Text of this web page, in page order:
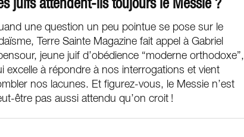
une question un peu pointue se pose sur le
Terre Sainte Magazine fait appel à Gabriel
jeune juif d’obédience “moderne orthodoxe”,
excelle à répondre à nos interrogations et vient
nos lacunes. Et figurez-vous, le Messie n’est
être pas aussi attendu qu’on croit !